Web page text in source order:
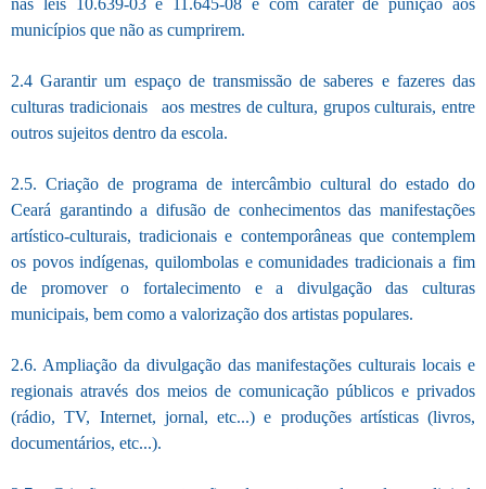
municípios que não as cumprirem.
2.4 Garantir um espaço de transmissão de saberes e fazeres das
culturas tradicionais aos mestres de cultura, grupos culturais, entre
outros sujeitos dentro da escola.
2.5. Criação de programa de intercâmbio cultural do estado do
Ceará garantindo a difusão de conhecimentos das manifestações
artístico-culturais, tradicionais e contemporâneas que contemplem
os povos indígenas, quilombolas e comunidades tradicionais a fim
de promover o fortalecimento e a divulgação das culturas
municipais, bem como a valorização dos artistas populares.
2.6. Ampliação da divulgação das manifestações culturais locais e
regionais através dos meios de comunicação públicos e privados
(rádio, TV, Internet, jornal, etc...) e produções artísticas (livros,
documentários, etc...).